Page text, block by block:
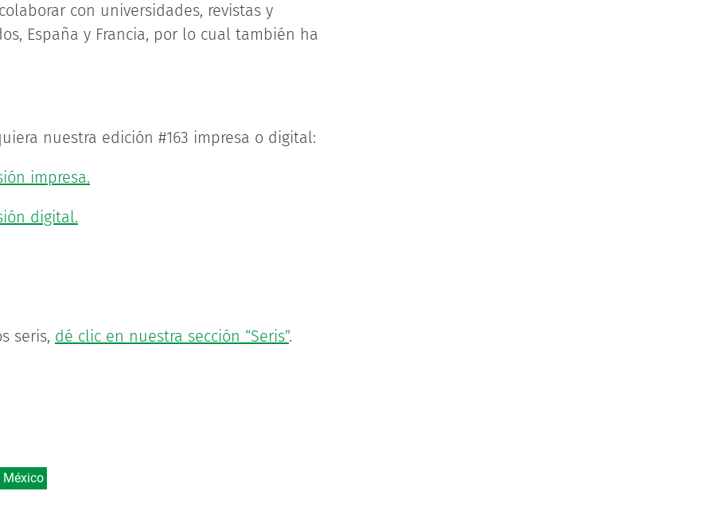
con universidades, revistas y
España y Francia, por lo cual también ha
nuestra edición #163 impresa o digital:
impresa.
digital.
seris, dé clic en nuestra sección “Seris”.
México